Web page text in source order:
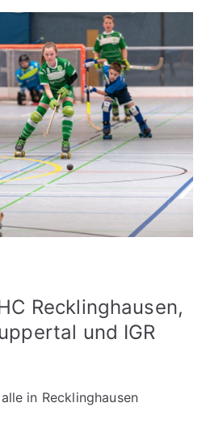
Recklinghausen,
und IGR
in Recklinghausen